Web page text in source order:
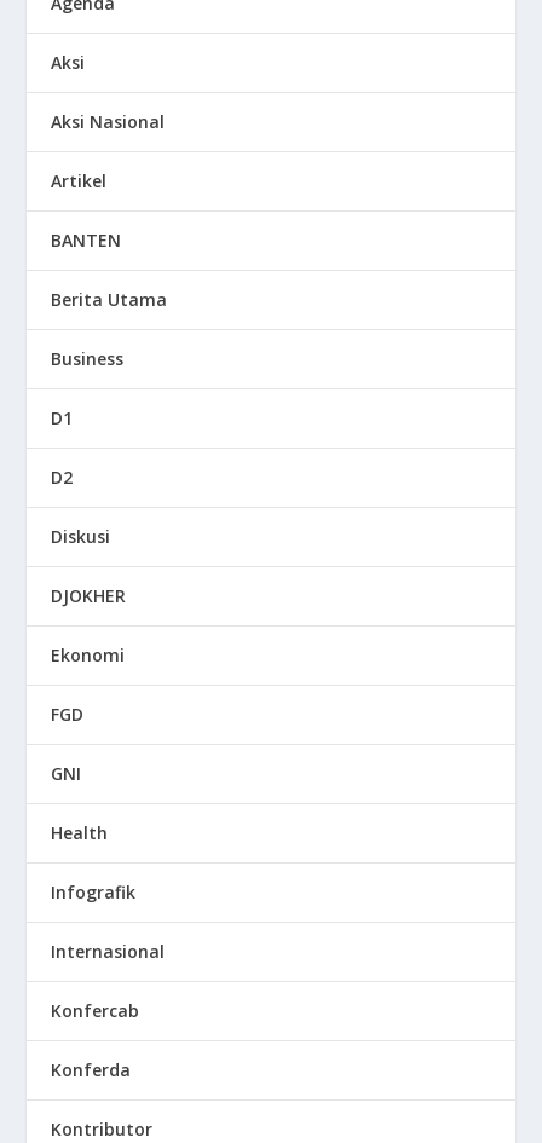
Aksi
Aksi Nasional
Artikel
BANTEN
Berita Utama
Business
D1
D2
Diskusi
DJOKHER
Ekonomi
FGD
GNI
Health
Infografik
Internasional
Konfercab
Konferda
Kontributor